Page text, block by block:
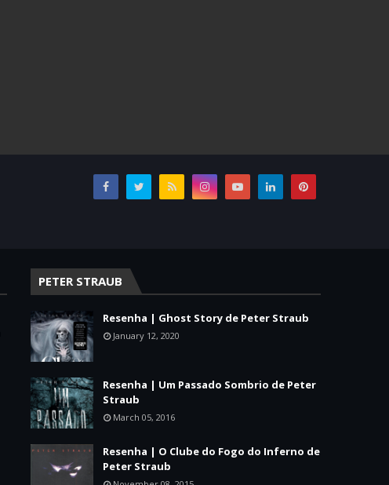
PETER STRAUB
Resenha | Ghost Story de Peter Straub
January 12, 2020
Resenha | Um Passado Sombrio de Peter
Straub
March 05, 2016
Resenha | O Clube do Fogo do Inferno de
Peter Straub